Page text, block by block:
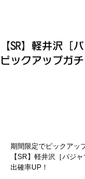
【SR】軽井沢［
ピックアップガ
期間限定でピックアッ
【SR】軽井沢［パジ
出確率UP！